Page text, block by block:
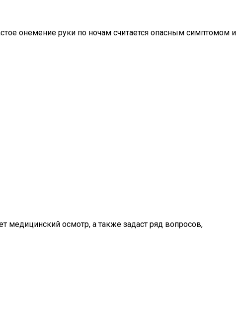
онемение руки по ночам считается опасным симптомом и
медицинский осмотр, а также задаст ряд вопросов,